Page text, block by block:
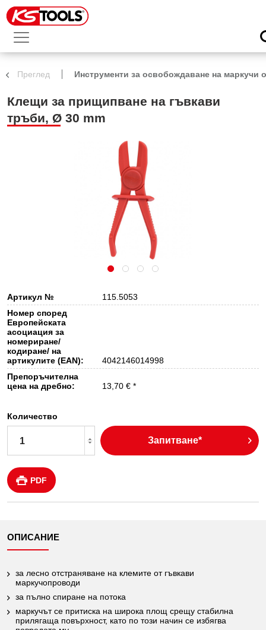
Преглед Инструменти за освобождаване на маркучи
Клещи за прищипване на гъвкави
тръби, Ø 30 mm
Артикул №
115.5053
Номер според
Европейската
асоциация за
номериране/
кодиране/ на
артикулите (EAN):
4042146014998
Препоръчителна
цена на дребно:
13,70 € *
Количество
Запитване*
PDF
ОПИСАНИЕ
за лесно отстраняване на клемите от гъвкави
маркучопроводи
за пълно спиране на потока
маркучът се притиска на широка площ срещу стабилна
прилягаща повърхност, като по този начин се избягва